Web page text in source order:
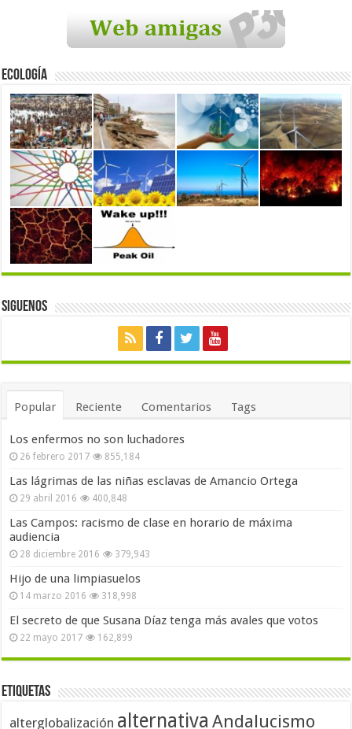
Ecología
Siguenos
Popular Reciente Comentarios Tags
Los enfermos no son luchadores
26 febrero 2017 855,184
Las lágrimas de las niñas esclavas de Amancio Ortega
29 abril 2016 400,848
Las Campos: racismo de clase en horario de máxima
audiencia
28 diciembre 2016 379,943
Hijo de una limpiasuelos
14 marzo 2016 318,998
El secreto de que Susana Díaz tenga más avales que votos
22 mayo 2017 162,899
Etiquetas
alterglobalización alternativa Andalucismo